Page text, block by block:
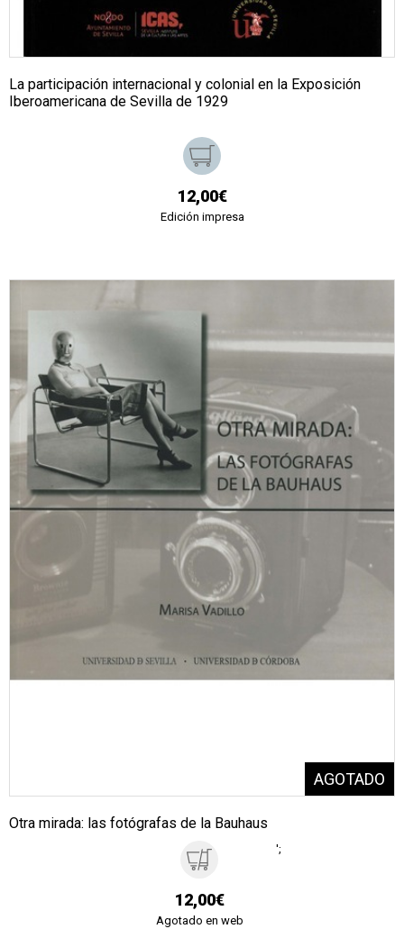
La participación internacional y colonial en la Exposición
Iberoamericana de Sevilla de 1929
12,00€
Edición impresa
Otra mirada: las fotógrafas de la Bauhaus
12,00€
Agotado en web
';